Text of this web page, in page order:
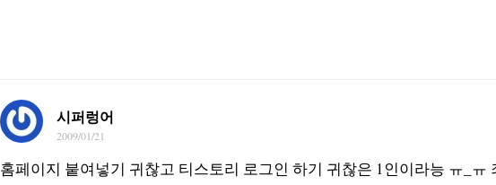
시퍼렁어
2009/01/21
홈페이지 붙여넣기 귀찮고 티스토리 로그인 하기 귀찮은 1인이라능 ㅠ_ㅠ